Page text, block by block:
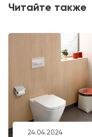
Читайте также
24.04.2024